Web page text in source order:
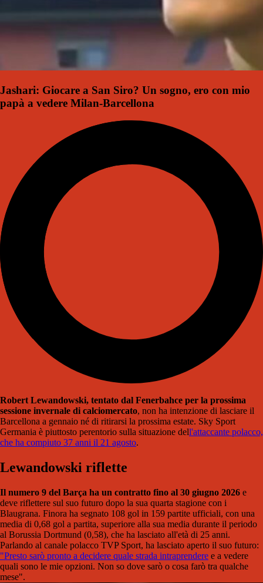
Jashari: Giocare a San Siro? Un sogno, ero con mio
papà a vedere Milan-Barcellona
Robert Lewandowski, tentato dal Fenerbahce per la prossima
sessione invernale di calciomercato, non ha intenzione di lasciare il
Barcellona a gennaio né di ritirarsi la prossima estate. Sky Sport
Germania è piuttosto perentorio sulla situazione dell'attaccante polacco,
che ha compiuto 37 anni il 21 agosto.
Lewandowski riflette
Il numero 9 del Barça ha un contratto fino al 30 giugno 2026 e
deve riflettere sul suo futuro dopo la sua quarta stagione con i
Blaugrana. Finora ha segnato 108 gol in 159 partite ufficiali, con una
media di 0,68 gol a partita, superiore alla sua media durante il periodo
al Borussia Dortmund (0,58), che ha lasciato all'età di 25 anni.
Parlando al canale polacco TVP Sport, ha lasciato aperto il suo futuro:
"Presto sarò pronto a decidere quale strada intraprendere e a vedere
quali sono le mie opzioni. Non so dove sarò o cosa farò tra qualche
mese".